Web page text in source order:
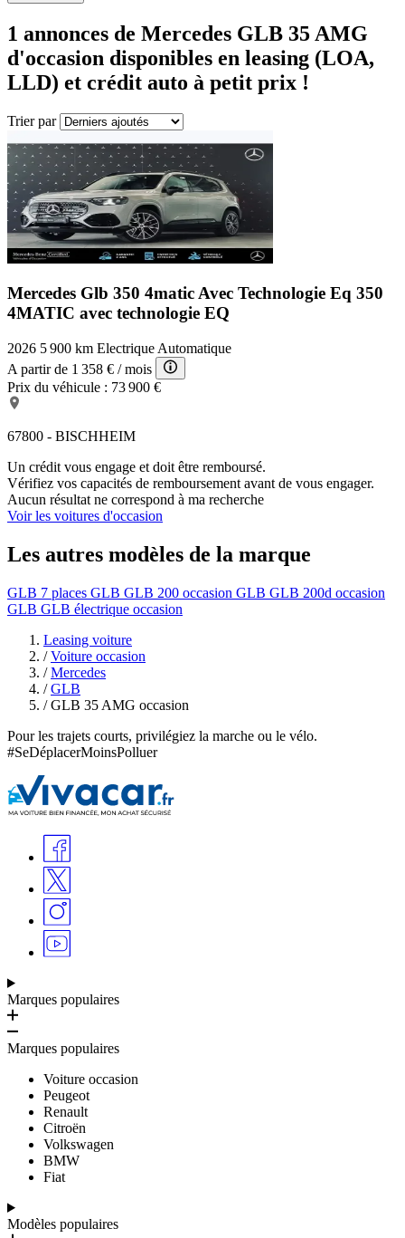
1 annonces de Mercedes GLB 35 AMG
d'occasion disponibles en leasing (LOA,
LLD) et crédit auto à petit prix !
Trier par
Mercedes Glb 350 4matic Avec Technologie Eq 350
4MATIC avec technologie EQ
2026 5 900 km Electrique Automatique
A partir de 1 358 € / mois
Prix du véhicule : 73 900 €
67800 - BISCHHEIM
Un crédit vous engage et doit être remboursé.
Vérifiez vos capacités de remboursement avant de vous engager.
Aucun résultat ne correspond à ma recherche
Voir les voitures d'occasion
Les autres modèles de la marque
GLB 7 places GLB GLB 200 occasion GLB GLB 200d occasion
GLB GLB électrique occasion
Leasing voiture
/ Voiture occasion
/ Mercedes
/ GLB
/ GLB 35 AMG occasion
Pour les trajets courts, privilégiez la marche ou le vélo.
#SeDéplacerMoinsPolluer
Marques populaires
Marques populaires
Voiture occasion
Peugeot
Renault
Citroën
Volkswagen
BMW
Fiat
Modèles populaires